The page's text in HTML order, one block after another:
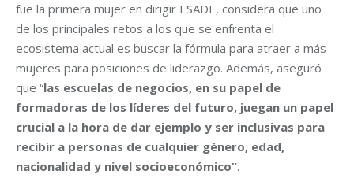
fue la primera mujer en dirigir ESADE, considera que uno
de los principales retos a los que se enfrenta el
ecosistema actual es buscar la fórmula para atraer a más
mujeres para posiciones de liderazgo. Además, aseguró
que “las escuelas de negocios, en su papel de
formadoras de los líderes del futuro, juegan un papel
crucial a la hora de dar ejemplo y ser inclusivas para
recibir a personas de cualquier género, edad,
nacionalidad y nivel socioeconómico”.